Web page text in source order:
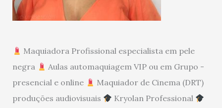
Maquiadora Profissional especialista em pele
negra
Aulas automaquiagem VIP ou em Grupo -
presencial e online
Maquiador de Cinema (DRT)
produções audiovisuais
Kryolan Professional